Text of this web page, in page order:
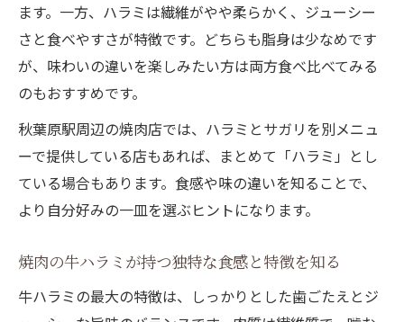
焼肉で牛ハラミとカルビどちらが美味しい
か比較
牛ハラミはなぜ安いのか焼肉で納得できる
理由
焼肉で牛ハラミとカルビの味と価格のバラ
ンス
焼肉注文前に知るべき牛ハラミの特徴
焼肉注文前に抑えたい牛ハラミの食感と魅
ツ
ます。一方、ハラミは繊維がやや柔らかく、ジューシー
さと食べやすさが特徴です。どちらも脂身は少なめです
が、味わいの違いを楽しみたい方は両方食べ比べてみる
のもおすすめです。
秋葉原駅周辺の焼肉店では、ハラミとサガリを別メニュ
ーで提供している店もあれば、まとめて「ハラミ」とし
ている場合もあります。食感や味の違いを知ることで、
より自分好みの一皿を選ぶヒントになります。
焼肉の牛ハラミが持つ独特な食感と特徴を知る
牛ハラミの最大の特徴は、しっかりとした歯ごたえとジ